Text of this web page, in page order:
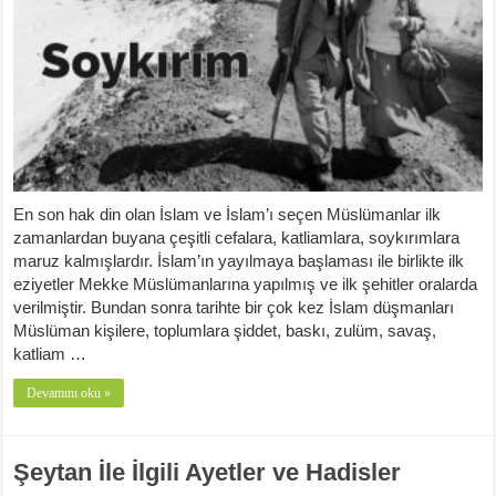
En son hak din olan İslam ve İslam’ı seçen Müslümanlar ilk
zamanlardan buyana çeşitli cefalara, katliamlara, soykırımlara
maruz kalmışlardır. İslam’ın yayılmaya başlaması ile birlikte ilk
eziyetler Mekke Müslümanlarına yapılmış ve ilk şehitler oralarda
verilmiştir. Bundan sonra tarihte bir çok kez İslam düşmanları
Müslüman kişilere, toplumlara şiddet, baskı, zulüm, savaş,
katliam …
Devamını oku »
Şeytan İle İlgili Ayetler ve Hadisler